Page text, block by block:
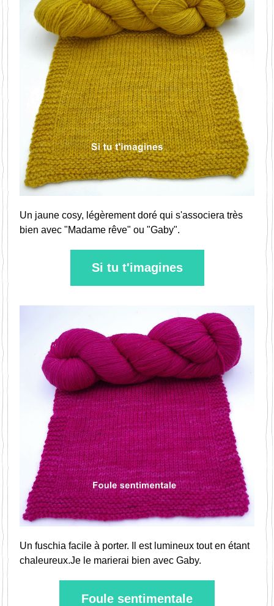
Un jaune cosy, légèrement doré qui s'associera très
bien avec "Madame rêve" ou "Gaby".
Si tu t'imagines
Un fuschia facile à porter. Il est lumineux tout en étant
chaleureux.Je le marierai bien avec Gaby.
Foule sentimentale